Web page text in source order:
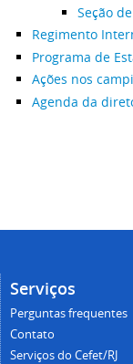
Seção
Regimento
Programa de
Ações nos campi
Agenda da
Serviços
Perguntas frequentes
Contato
Serviços do Cefet/RJ